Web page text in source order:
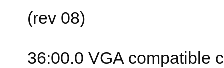
(rev 08)
36:00.0 VGA compatible